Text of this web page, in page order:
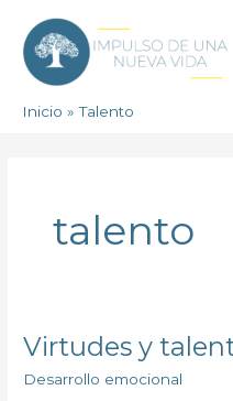
contenido
Inicio Talento
talento
Virtudes y
Desarrollo emocional
Virtudes
talentos